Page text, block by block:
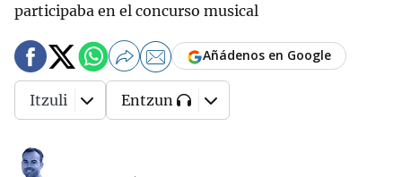
participaba en el concurso musical
Añádenos en Google
Itzuli Entzun